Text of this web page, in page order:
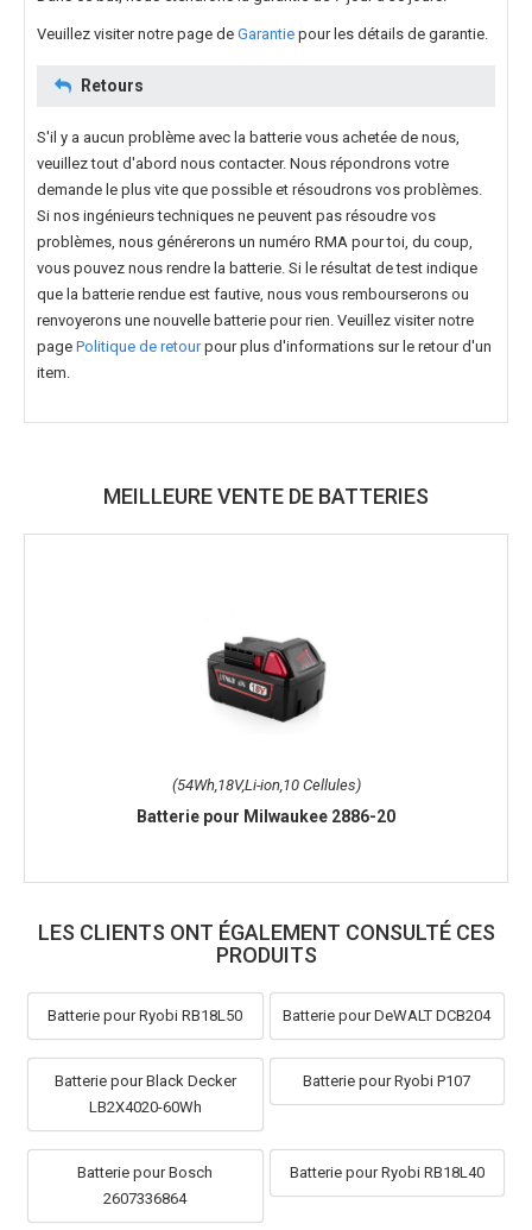
Veuillez visiter notre page de Garantie pour les détails de garantie.
Retours
S'il y a aucun problème avec la batterie vous achetée de nous,
veuillez tout d'abord nous contacter. Nous répondrons votre
demande le plus vite que possible et résoudrons vos problèmes.
Si nos ingénieurs techniques ne peuvent pas résoudre vos
problèmes, nous générerons un numéro RMA pour toi, du coup,
vous pouvez nous rendre la batterie. Si le résultat de test indique
que la batterie rendue est fautive, nous vous rembourserons ou
renvoyerons une nouvelle batterie pour rien. Veuillez visiter notre
page Politique de retourpour plus d'informations sur le retour d'un
item.
MEILLEURE VENTE DE BATTERIES
(54Wh,18V,Li-ion,10 Cellules)
Batterie pour Milwaukee 2886-20
LES CLIENTS ONT ÉGALEMENT CONSULTÉ CES
PRODUITS
Batterie pour Ryobi RB18L50 Batterie pour DeWALT DCB204
Batterie pour Black Decker
LB2X4020-60Wh
Batterie pour Ryobi P107
Batterie pour Bosch
2607336864
Batterie pour Ryobi RB18L40